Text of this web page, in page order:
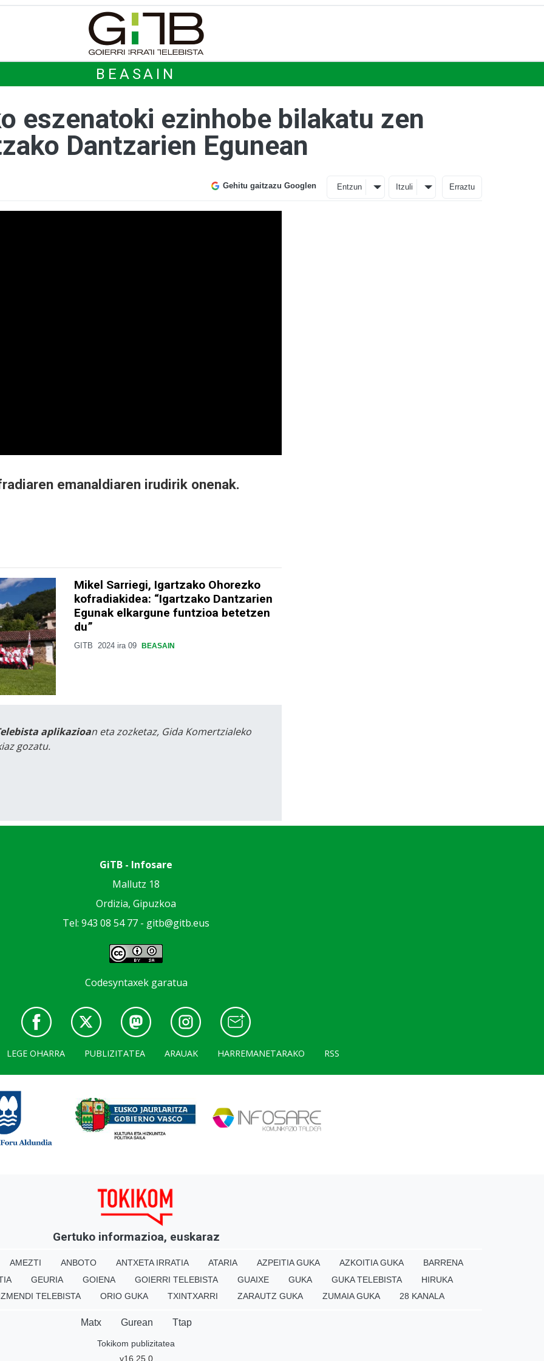
BEASAIN
eszenatoki ezinhobe bilakatu zen
Dantzarien Egunean
Gehitu gaitzazu Googlen Entzun Itzuli Erraztu
emanaldiaren irudirik onenak.
Mikel Sarriegi, Igartzako Ohorezko
kofradiakidea: “Igartzako Dantzarien
Egunak elkargune funtzioa betetzen
du”
GITB 2024 ira 09 BEASAIN
aplikazioan eta zozketaz, Gida Komertzialeko
gozatu.
GiTB - Infosare
Mallutz 18
Ordizia, Gipuzkoa
Tel: 943 08 54 77 - gitb@gitb.eus
Codesyntaxek garatua
LEGE OHARRA PUBLIZITATEA ARAUAK HARREMANETARAKO RSS
Gertuko informazioa, euskaraz
AMEZTI ANBOTO ANTXETA IRRATIA ATARIA AZPEITIA GUKA AZKOITIA GUKA
BARRENA
GEURIA GOIENA GOIERRI TELEBISTA GUAIXE GUKA GUKA TELEBISTA
HIRUKA
TELEBISTA ORIO GUKA TXINTXARRI ZARAUTZ GUKA ZUMAIA GUKA 28 KANALA
Matx Gurean Ttap
Tokikom publizitatea
v16.25.0